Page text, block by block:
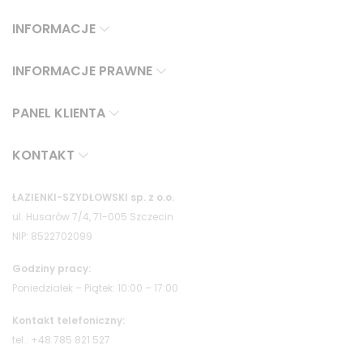
INFORMACJE
INFORMACJE PRAWNE
PANEL KLIENTA
KONTAKT
ŁAZIENKI-SZYDŁOWSKI sp. z o.o.
ul. Husarów 7/4, 71-005 Szczecin
NIP: 8522702099
Godziny pracy:
Poniedziałek – Piątek: 10:00 – 17:00
Kontakt telefoniczny:
tel.: +48 785 821 527